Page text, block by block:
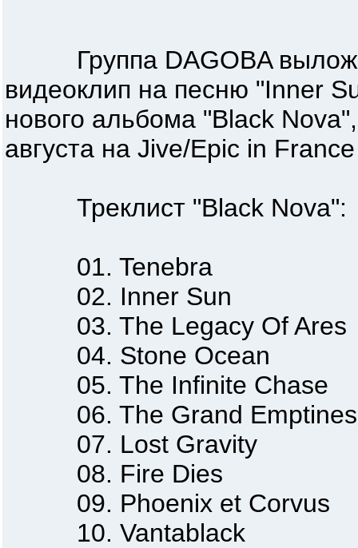
Группа DAGOBA
видеоклип на песню "Inner
нового альбома "Black
августа на Jive/Epic in
Треклист "Black Nova":
01. Tenebra
02. Inner Sun
03. The Legacy Of Ares
04. Stone Ocean
05. The Infinite Chase
06. The Grand
07. Lost Gravity
08. Fire Dies
09. Phoenix et Corvus
10. Vantablack